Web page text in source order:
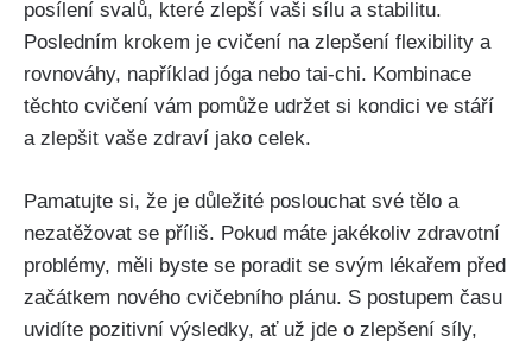
posílení svalů, které zlepší vaši sílu a stabilitu.
Posledním krokem je cvičení na zlepšení flexibility a
rovnováhy, například jóga nebo tai-chi. Kombinace
těchto cvičení vám pomůže udržet si kondici ve stáří
a zlepšit vaše zdraví jako celek.
Pamatujte si, že je důležité poslouchat své tělo a
nezatěžovat se příliš. Pokud máte jakékoliv zdravotní
problémy, měli byste se poradit se svým lékařem před
začátkem nového cvičebního plánu. S postupem času
uvidíte pozitivní výsledky, ať už jde o zlepšení síly,